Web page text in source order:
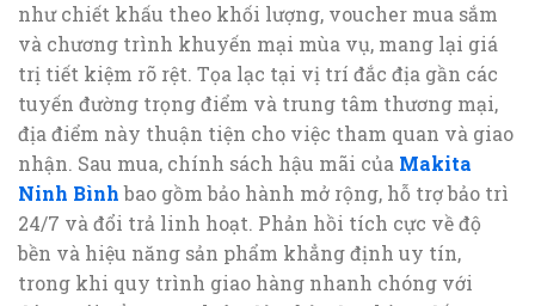
như chiết khấu theo khối lượng, voucher mua sắm
và chương trình khuyến mại mùa vụ, mang lại giá
trị tiết kiệm rõ rệt. Tọa lạc tại vị trí đắc địa gần các
tuyến đường trọng điểm và trung tâm thương mại,
địa điểm này thuận tiện cho việc tham quan và giao
nhận. Sau mua, chính sách hậu mãi của Makita
Ninh Bìnhbao gồm bảo hành mở rộng, hỗ trợ bảo trì
24/7 và đổi trả linh hoạt. Phản hồi tích cực về độ
bền và hiệu năng sản phẩm khẳng định uy tín,
trong khi quy trình giao hàng nhanh chóng với